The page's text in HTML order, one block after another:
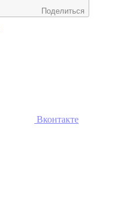
Поделиться
Вконтакте